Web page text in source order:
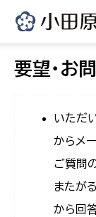
要望・お
いただ
からメ
ご質問
またが
から回